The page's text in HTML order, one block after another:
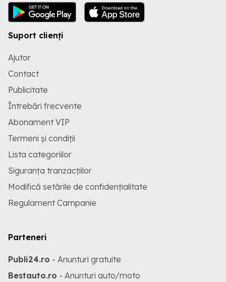
Suport clienți
Ajutor
Contact
Publicitate
Întrebări frecvente
Abonament VIP
Termeni și condiții
Lista categoriilor
Siguranța tranzacțiilor
Modifică setările de confidențialitate
Regulament Campanie
Parteneri
Publi24.ro - Anunturi gratuite
Bestauto.ro - Anunturi auto/moto